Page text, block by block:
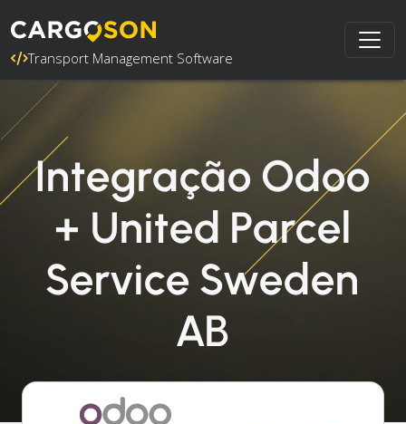
Transport Management Software
Integração Odoo
+ United Parcel
Service Sweden
AB